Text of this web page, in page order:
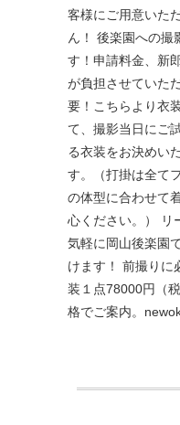
客様にご用意いた
ん！ 後楽園への撮
す！申請料金、新
が負担させていた
要！こちらより衣
て、撮影当日にご
る衣装をお決めい
す。（打掛は全て
の体型に合わせて
心ください。） リ
気軽に岡山後楽園
けます！ 前撮りに
装１点78000円（
格でご案内。